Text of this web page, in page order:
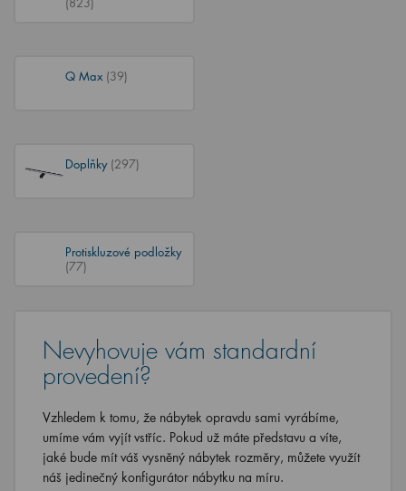
Q Max (39)
Doplňky (297)
Protiskluzové podložky
(77)
Nevyhovuje vám standardní
provedení?
Vzhledem k tomu, že nábytek opravdu sami vyrábíme,
umíme vám vyjít vstříc. Pokud už máte představu a víte,
jaké bude mít váš vysněný nábytek rozměry, můžete využít
náš jedinečný konfigurátor nábytku na míru.